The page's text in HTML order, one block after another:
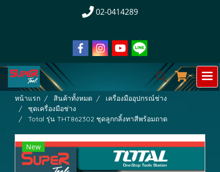
02-0414289
หน้าแรก สินค้าทั้งหมด
เครื่องมืออุปกรณ์ช่าง
ชุดเครื่องมือช่าง
Total รุ่น THT862302 ชุดลูกกลิ้งทาสีพร้อมถาด
New